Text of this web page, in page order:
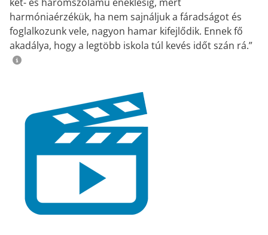
harmóniaérzékük, ha nem sajnáljuk a fáradságot és
foglalkozunk vele, nagyon hamar kifejlődik. Ennek fő
akadálya, hogy a legtöbb iskola túl kevés időt szán rá.”